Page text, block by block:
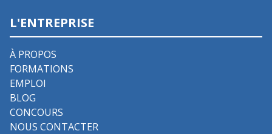
L'ENTREPRISE
À PROPOS
FORMATIONS
EMPLOI
BLOG
CONCOURS
NOUS CONTACTER